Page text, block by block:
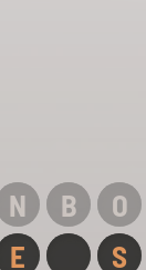
N B O
E S